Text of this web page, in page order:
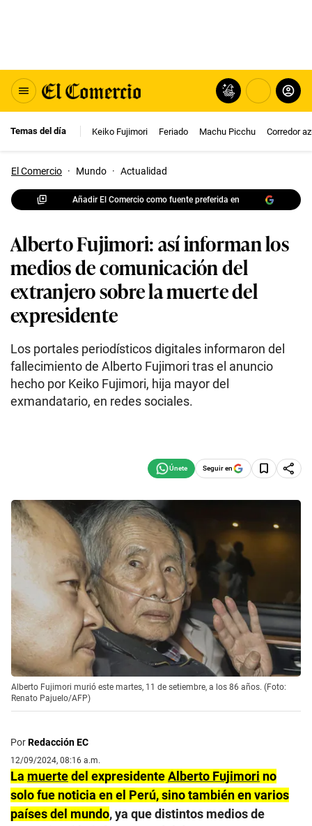
Temas del día Keiko Fujimori Feriado Machu Picchu Corredor
El Comercio · Mundo · Actualidad
Añadir El Comercio como fuente preferida en
Alberto Fujimori: así informan los
medios de comunicación del
extranjero sobre la muerte del
expresidente
Los portales periodísticos digitales informaron del
fallecimiento de Alberto Fujimori tras el anuncio
hecho por Keiko Fujimori, hija mayor del
exmandatario, en redes sociales.
Seguir en
Alberto Fujimori murió este martes, 11 de setiembre, a los 86 años. (Foto:
Renato Pajuelo/AFP)
PorRedacción EC
12/09/2024, 08:16 a.m.
La muertedel expresidenteAlberto Fujimori no
solo fue noticia en el Perú, sino también en varios
países del mundo, ya que distintos medios de